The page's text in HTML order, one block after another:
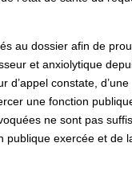
au dossier afin de
et anxiolytique
d’appel constate,
une fonction
ne sont pas
exercée et de